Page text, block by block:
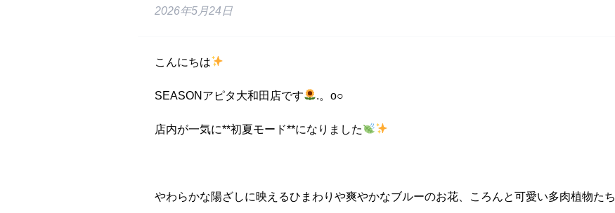
2026年5月24日
こんにちは
SEASONアピタ大和田店です .。o○
店内が一気に**初夏モード**になりました
やわらかな陽ざしに映えるひまわりや爽やかなブルーのお花、ころんと可愛い多肉植物たち